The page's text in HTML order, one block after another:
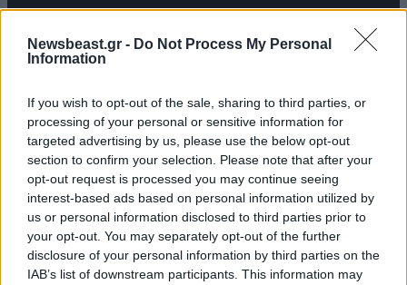
Newsbeast.gr - Do Not Process My Personal
Information
If you wish to opt-out of the sale, sharing to third parties, or
processing of your personal or sensitive information for
targeted advertising by us, please use the below opt-out
section to confirm your selection. Please note that after your
opt-out request is processed you may continue seeing
interest-based ads based on personal information utilized by
us or personal information disclosed to third parties prior to
your opt-out. You may separately opt-out of the further
disclosure of your personal information by third parties on the
IAB’s list of downstream participants. This information may
20·11·2025 22:55
Πώς η Γη αντιμετωπίζει τους φονικούς αστεροειδείς –
Τα πλανητικά συστήματα άμυνας και η διαστημική